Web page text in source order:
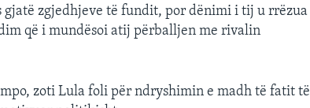
zgjedhjeve të fundit, por dënimi i tij u rrëzua
që i mundësoi atij përballjen me rivalin
zoti Lula foli për ndryshimin e madh të fatit të